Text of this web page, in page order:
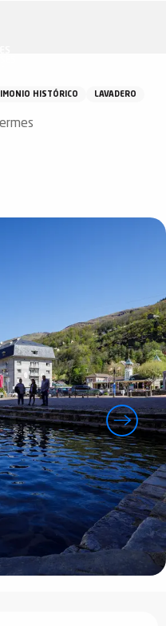
HISTÓRICO LAVADERO